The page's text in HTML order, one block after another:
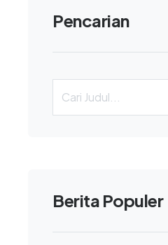
Pencarian
Berita Populer